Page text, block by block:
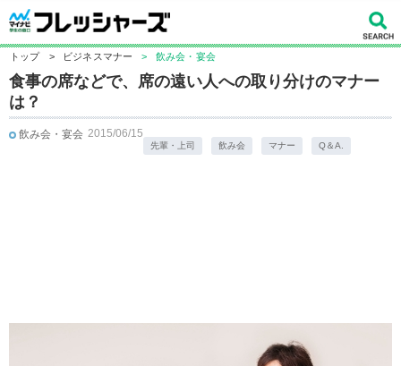
トップ > ビジネスマナー > 飲み会・宴会
食事の席などで、席の遠い人への取り分けのマナー
は？
飲み会・宴会 2015/06/15
先輩・上司 飲み会 マナー Q＆A.